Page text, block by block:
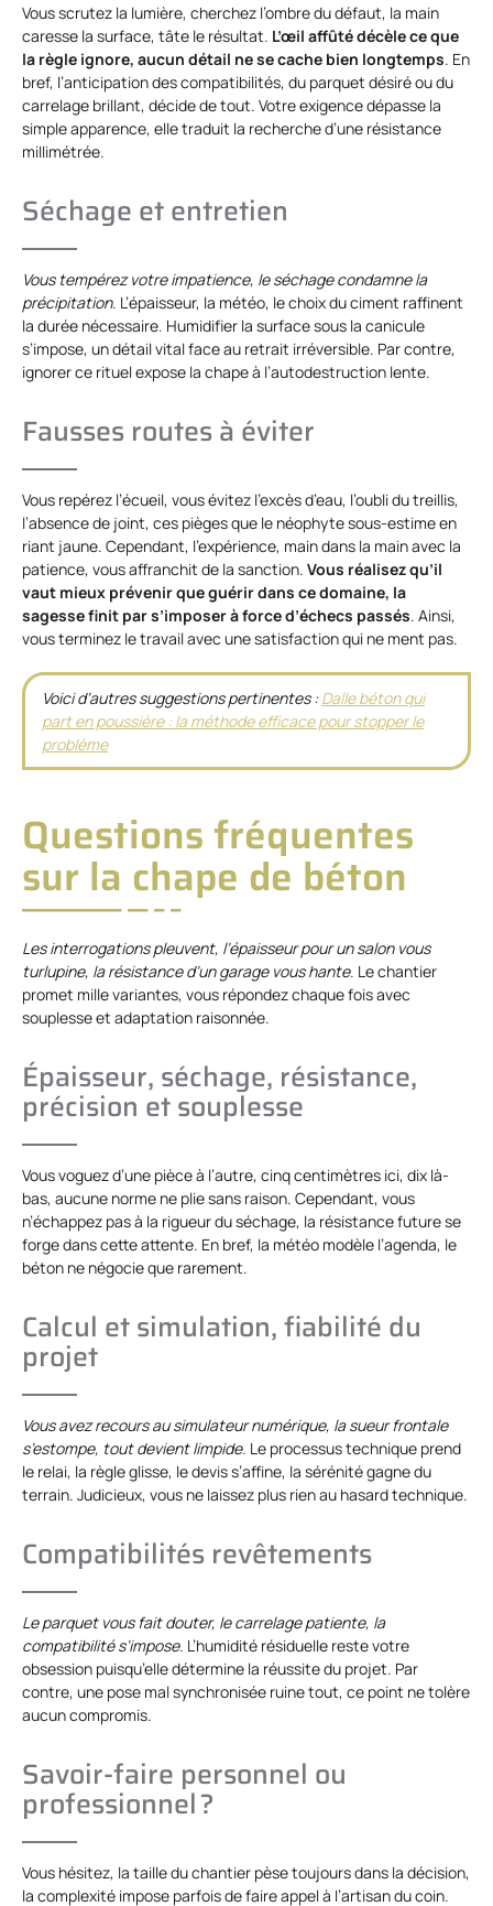
Vous scrutez la lumière, cherchez l’ombre du défaut, la main
caresse la surface, tâte le résultat. L’œil affûté décèle ce que
la règle ignore, aucun détail ne se cache bien longtemps. En
bref, l’anticipation des compatibilités, du parquet désiré ou du
carrelage brillant, décide de tout. Votre exigence dépasse la
simple apparence, elle traduit la recherche d’une résistance
millimétrée.
Séchage et entretien
Vous tempérez votre impatience, le séchage condamne la
précipitation. L’épaisseur, la météo, le choix du ciment raffinent
la durée nécessaire. Humidifier la surface sous la canicule
s’impose, un détail vital face au retrait irréversible. Par contre,
ignorer ce rituel expose la chape à l’autodestruction lente.
Fausses routes à éviter
Vous repérez l’écueil, vous évitez l’excès d’eau, l’oubli du treillis,
l’absence de joint, ces pièges que le néophyte sous-estime en
riant jaune. Cependant, l’expérience, main dans la main avec la
patience, vous affranchit de la sanction. Vous réalisez qu’il
vaut mieux prévenir que guérir dans ce domaine, la
sagesse finit par s’imposer à force d’échecs passés. Ainsi,
vous terminez le travail avec une satisfaction qui ne ment pas.
Voici d’autres suggestions pertinentes :Dalle béton qui
part en poussière : la méthode efficace pour stopper le
problème
Questions fréquentes
sur la chape de béton
Les interrogations pleuvent, l’épaisseur pour un salon vous
turlupine, la résistance d’un garage vous hante. Le chantier
promet mille variantes, vous répondez chaque fois avec
souplesse et adaptation raisonnée.
Épaisseur, séchage, résistance,
précision et souplesse
Vous voguez d’une pièce à l’autre, cinq centimètres ici, dix là-
bas, aucune norme ne plie sans raison. Cependant, vous
n’échappez pas à la rigueur du séchage, la résistance future se
forge dans cette attente. En bref, la météo modèle l’agenda, le
béton ne négocie que rarement.
Calcul et simulation, fiabilité du
projet
Vous avez recours au simulateur numérique, la sueur frontale
s’estompe, tout devient limpide. Le processus technique prend
le relai, la règle glisse, le devis s’affine, la sérénité gagne du
terrain. Judicieux, vous ne laissez plus rien au hasard technique.
Compatibilités revêtements
Le parquet vous fait douter, le carrelage patiente, la
compatibilité s’impose. L’humidité résiduelle reste votre
obsession puisqu’elle détermine la réussite du projet. Par
contre, une pose mal synchronisée ruine tout, ce point ne tolère
aucun compromis.
Savoir-faire personnel ou
professionnel ?
Vous hésitez, la taille du chantier pèse toujours dans la décision,
la complexité impose parfois de faire appel à l’artisan du coin.